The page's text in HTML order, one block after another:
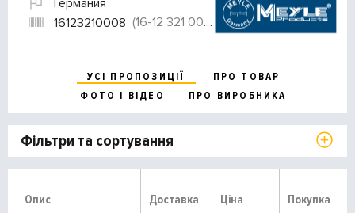
16123210008 (16-12 321 0008)
УСІ ПРОПОЗИЦІЇ
ПРО ТОВАР
ФОТО І ВІДЕО
ПРО ВИРОБНИКА
Фільтри та сортування
Опис Доставка Ціна Покупка